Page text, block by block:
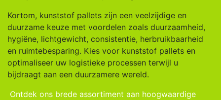
Kortom, kunststof pallets zijn een veelzijdige en
duurzame keuze met voordelen zoals duurzaamheid,
hygiëne, lichtgewicht, consistentie, herbruikbaarheid
en ruimtebesparing. Kies voor kunststof pallets en
optimaliseer uw logistieke processen terwijl u
bijdraagt aan een duurzamere wereld.
Ontdek ons brede assortiment aan hoogwaardige